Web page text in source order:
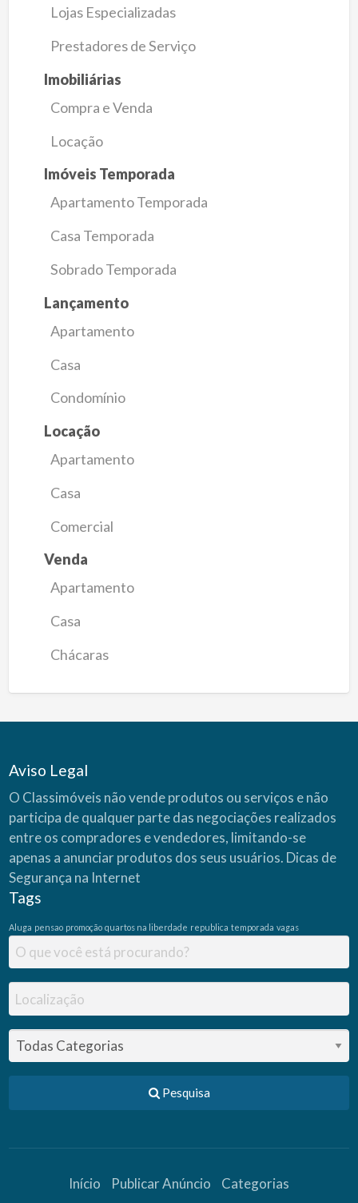
Lojas Especializadas
Prestadores de Serviço
Imobiliárias
Compra e Venda
Locação
Imóveis Temporada
Apartamento Temporada
Casa Temporada
Sobrado Temporada
Lançamento
Apartamento
Casa
Condomínio
Locação
Apartamento
Casa
Comercial
Venda
Apartamento
Casa
Chácaras
Aviso Legal
O Classimóveis não vende produtos ou serviços e não
participa de qualquer parte das negociações realizados
entre os compradores e vendedores, limitando-se
apenas a anunciar produtos dos seus usuários. Dicas de
Segurança na Internet
Tags
Aluga pensao promoção quartos na liberdade republica temporada vagas
Pesquisa
Início Publicar Anúncio Categorias